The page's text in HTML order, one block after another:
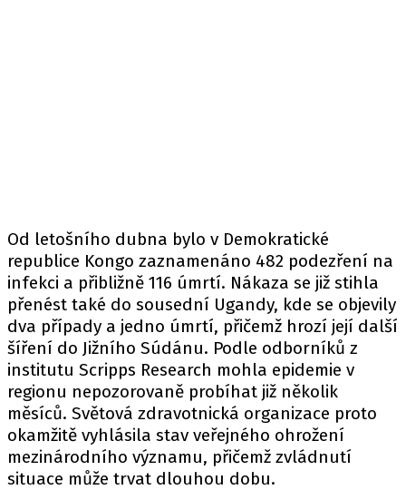
Od letošního dubna bylo v Demokratické
republice Kongo zaznamenáno 482 podezření na
infekci a přibližně 116 úmrtí. Nákaza se již stihla
přenést také do sousední Ugandy, kde se objevily
dva případy a jedno úmrtí, přičemž hrozí její další
šíření do Jižního Súdánu. Podle odborníků z
institutu Scripps Research mohla epidemie v
regionu nepozorovaně probíhat již několik
měsíců. Světová zdravotnická organizace proto
okamžitě vyhlásila stav veřejného ohrožení
mezinárodního významu, přičemž zvládnutí
situace může trvat dlouhou dobu.